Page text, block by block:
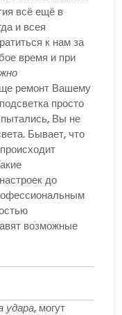
всё ещё в
и всея
к нам за
время и при
ремонт Вашему
просто
Вы не
Бывает, что
до
возможные
удара, могут